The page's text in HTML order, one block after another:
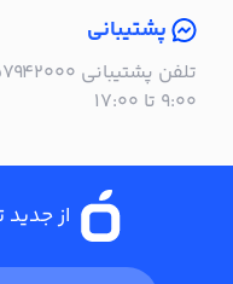
پشتیبانی
۹:۰۰ تا ۱۷:۰۰
از